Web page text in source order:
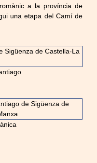
a la província de
una etapa del Camí de